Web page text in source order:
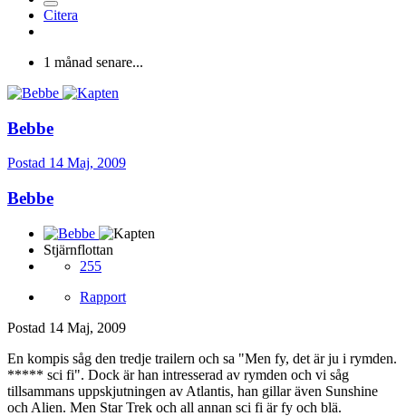
Citera
1 månad senare...
Bebbe
Postad 14 Maj, 2009
Bebbe
Stjärnflottan
255
Rapport
Postad 14 Maj, 2009
En kompis såg den tredje trailern och sa "Men fy, det är ju i rymden.
***** sci fi". Dock är han intresserad av rymden och vi såg
tillsammans uppskjutningen av Atlantis, han gillar även Sunshine
och Alien. Men Star Trek och all annan sci fi är fy och blä.